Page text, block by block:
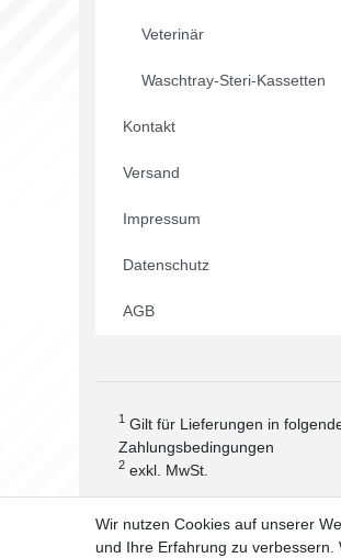
Veterinär
Waschtray-Steri-Kassetten
Kontakt
Versand
Impressum
Datenschutz
AGB
1 Gilt für Lieferungen in
Zahlungsbedingungen
2 exkl. MwSt.
Wir nutzen Cookies auf unserer
und Ihre Erfahrung zu